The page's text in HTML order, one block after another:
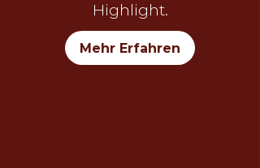
Highlight.
Mehr Erfahren